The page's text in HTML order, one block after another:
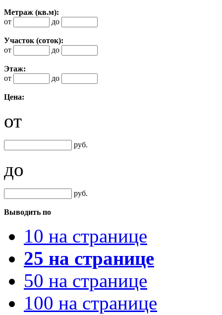
Метраж (кв.м):
от
до
Участок (соток):
от
до
Этаж:
от
до
Цена:
от
руб.
до
руб.
Выводить по
10 на странице
25 на странице
50 на странице
100 на странице